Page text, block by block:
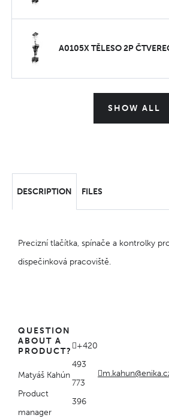
A0105X TĚLESO 2P
SHOW ALL
DESCRIPTION FILES
Precizní tlačítka, spínače a kontrolky
dispečinková pracoviště.
QUESTION
ABOUT A
PRODUCT?
Matyáš Kahún
Product
manager
+420
493
773
396